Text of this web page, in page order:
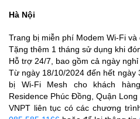
Hà Nội
Trang bị miễn phí Modem Wi-Fi
Tặng thêm 1 tháng sử dụng khi
Hỗ trợ 24/7, bao gồm cả ngày nghỉ
Từ ngày 18/10/2024 đến hết ngày
bị Wi-Fi Mesh cho khách
Residence Phúc Đồng, Quận Long
VNPT liên tục có các chương